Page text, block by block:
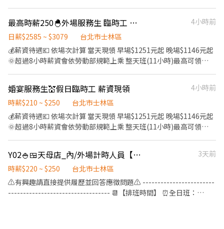
品研發、管理等經驗 ◎店內工作內容 茶葉飲品介紹、協助顧客點
餐、結帳收銀、製作飲品、茶葉備料、協助後吧調飲、調飲、備料
準備、協助夥伴、清理、維護環境、外送…等 建立全新的手搖飲品
牌~誠摯邀請您加入牧方MooCubed 讓我們一起為未來打造更好的
最高時薪250🐣外場服務生 臨時工 薪資現領
4小時前
日薪$2585 ~ $3079
台北市士林區
💰薪資待遇💶 依場次計算 當天現領 早場$1251元起 晚場$1146元起
🌞超過8小時薪資會依勞動部規範上乘 整天班(11小時)最高可領
人員能更快將餐點送至客人桌上。偶爾外場忙碌時，需幫忙外場。
【工作時間】 🔸早班 10:00~16:30 (供午餐)/10:30~16:30(未供餐)
🔸晚班 16:30~22:00 (未供餐) 🔸整天班 10:00~22:00 (供午晚
餐)/10:30~22:00(供晚餐) ※如需加班，會另外算加班費 【徵才條
件】 1.可長期配合報班。 ※長期定義：一年(內)含以上，一個月至
班。 3.具責任感，親和力佳，對餐飲業抱有熱忱。 4.需就讀高中職
以上。 【服裝要求】 白襯衫、西裝褲、黑皮鞋、黑色襪子
婚宴服務生💒假日臨時工 薪資現領
4小時前
時薪$210 ~ $250
台北市士林區
💰薪資待遇💶 依場次計算 當天現領 早場$1251元起 晚場$1146元起
🌞超過8小時薪資會依勞動部規範上乘 整天班(11小時)最高可領
人員能更快將餐點送至客人桌上。偶爾外場忙碌時，需幫忙外場。
【工作時間】 🔸早班 10:00~16:30 (供午餐)/10:30~16:30(未供餐)
🔸晚班 16:30~22:00 (未供餐) 🔸整天班 10:00~22:00 (供午晚
餐)/10:30~22:00(供晚餐) ※如需加班，會另外算加班費 【徵才條
Y02🍚🍱天母店_內/外場計時人員【YAYOI彌生軒】
3天前
時薪$220 ~ $250
台北市士林區
⚠️有興趣請直接提供履歷並回答應徵問題⚠️ ------------------------
---------------------------------- 📆【排班時間】 ⏰全日班：